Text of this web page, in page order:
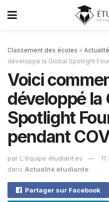
Classement des écoles »
développé la Global Spotlight
Voici
développé la
Spotlight
pendant
par L'équipe étudiant.es
dans Actualité étudiante
Partager sur Facebook